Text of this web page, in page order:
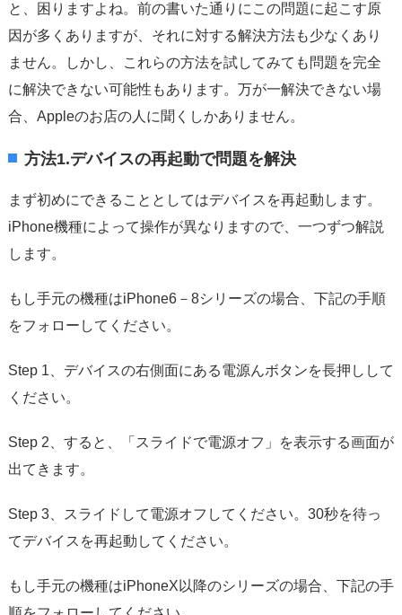
と、困りますよね。前の書いた通りにこの問題に起こす原
因が多くありますが、それに対する解決方法も少なくあり
ません。しかし、これらの方法を試してみても問題を完全
に解決できない可能性もあります。万が一解決できない場
合、Appleのお店の人に聞くしかありません。
方法1.デバイスの再起動で問題を解決
まず初めにできることとしてはデバイスを再起動します。
iPhone機種によって操作が異なりますので、一つずつ解説
します。
もし手元の機種はiPhone6－8シリーズの場合、下記の手順
をフォローしてください。
Step 1、デバイスの右側面にある電源んボタンを長押しして
ください。
Step 2、すると、「スライドで電源オフ」を表示する画面が
出てきます。
Step 3、スライドして電源オフしてください。30秒を待っ
てデバイスを再起動してください。
もし手元の機種はiPhoneX以降のシリーズの場合、下記の手